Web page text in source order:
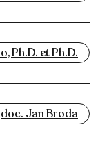
Ph.D. et Ph.D.
doc. Jan Broda